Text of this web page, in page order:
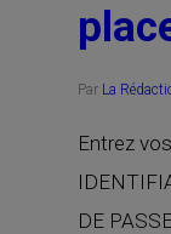
Par La
Entrez
DE